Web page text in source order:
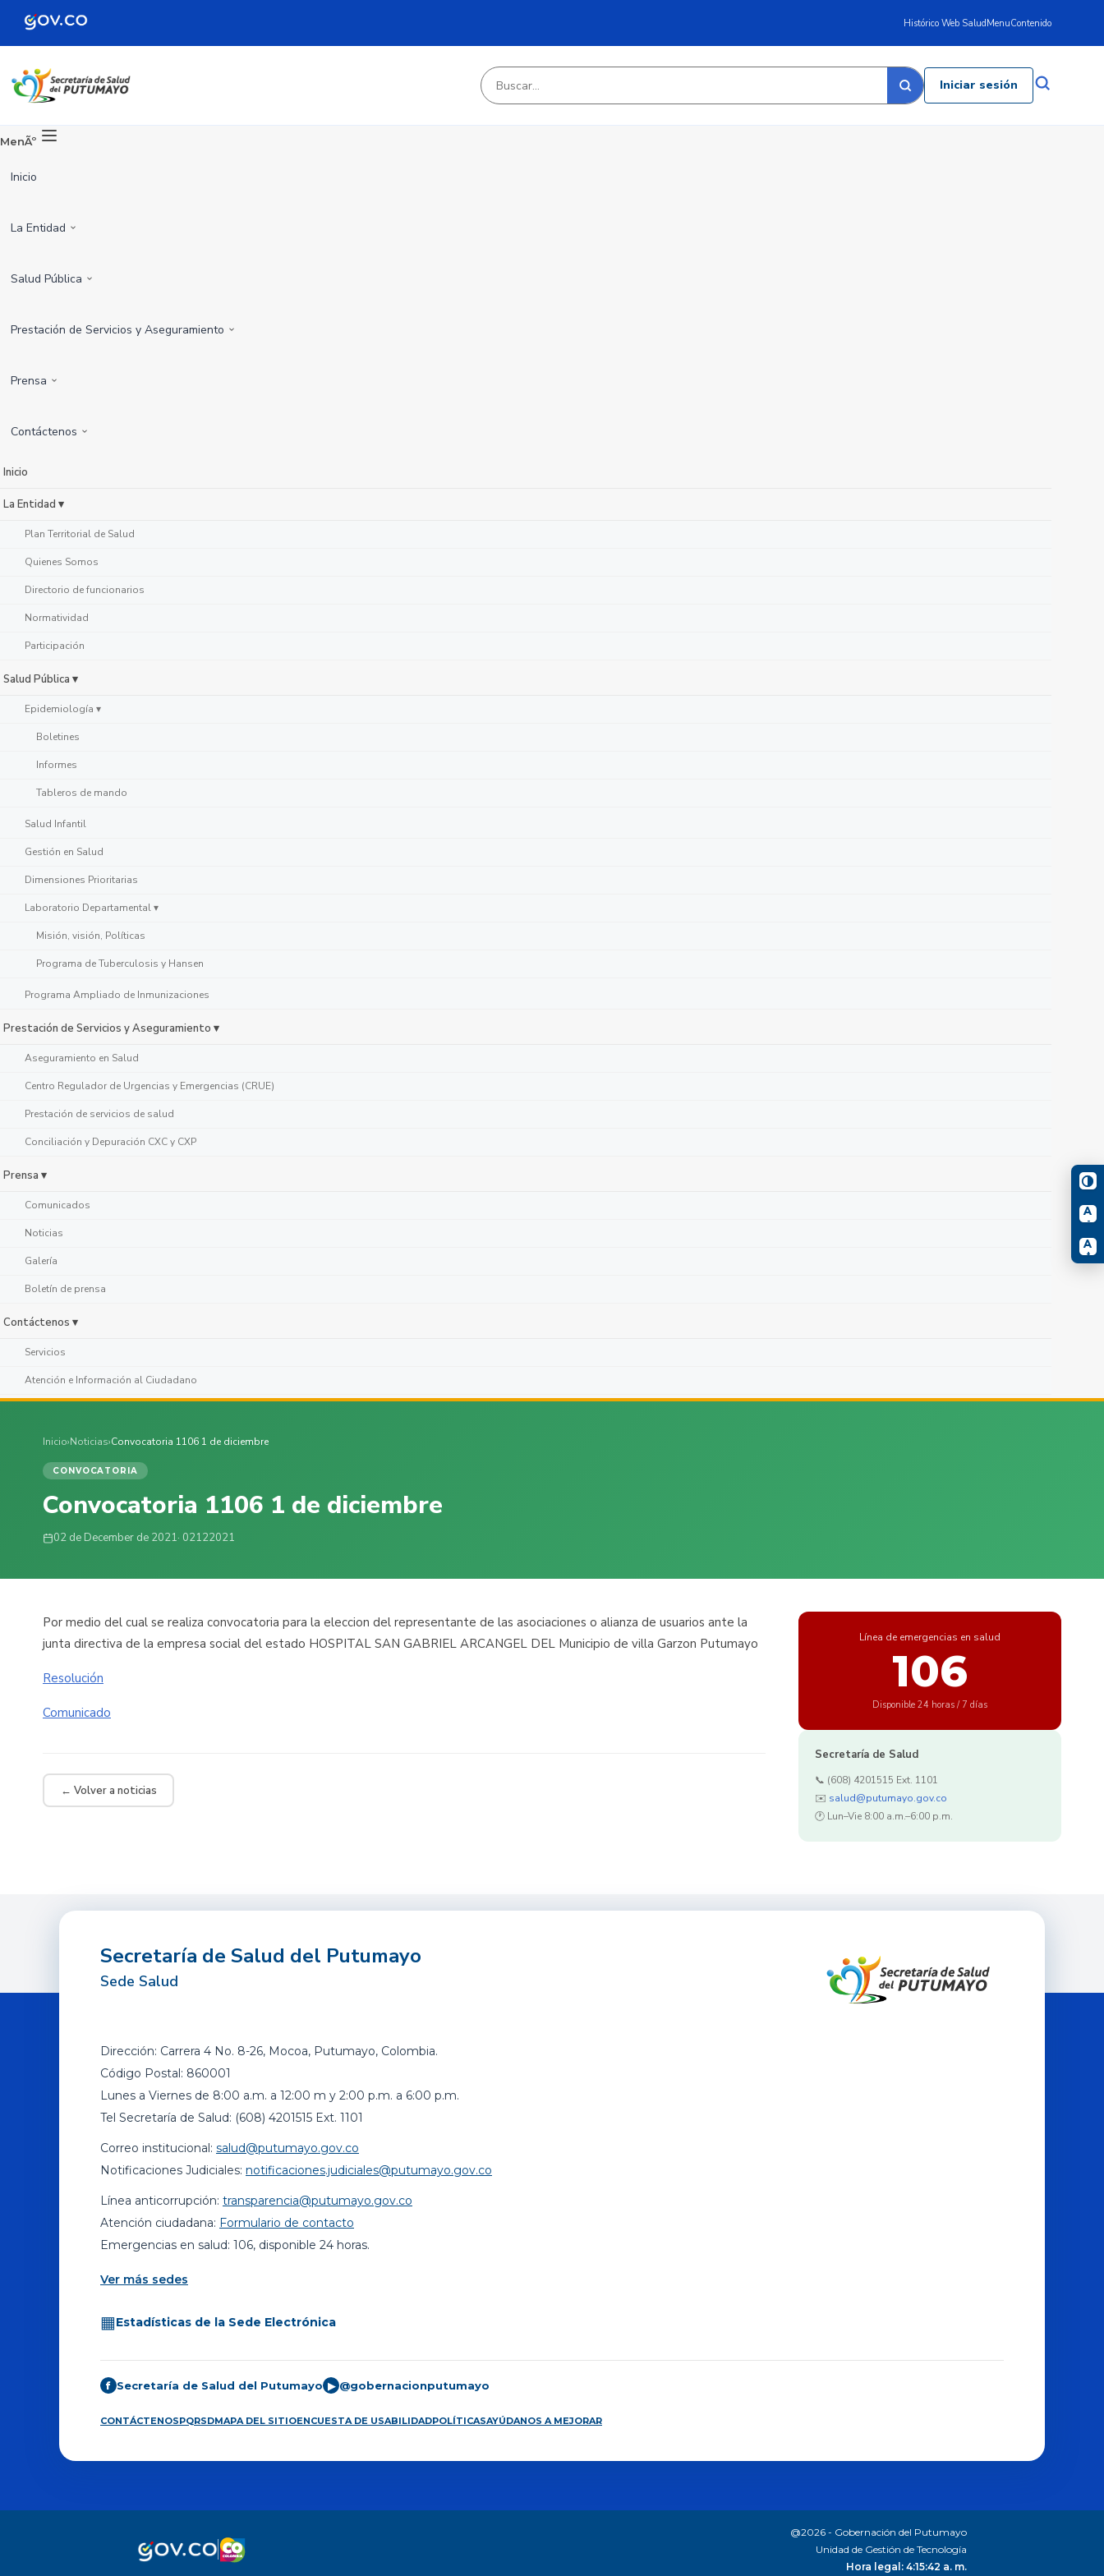
Histórico Web SaludMenuContenido
Iniciar sesión
MenÃº
Inicio
La Entidad
Salud Pública
Prestación de Servicios y Aseguramiento
Prensa
Contáctenos
Inicio
La Entidad ▾
Plan Territorial de Salud
Quienes Somos
Directorio de funcionarios
Normatividad
Participación
Salud Pública ▾
Epidemiología ▾
Boletines
Informes
Tableros de mando
Salud Infantil
Gestión en Salud
Dimensiones Prioritarias
Laboratorio Departamental ▾
Misión, visión, Políticas
Programa de Tuberculosis y Hansen
Programa Ampliado de Inmunizaciones
Prestación de Servicios y Aseguramiento ▾
Aseguramiento en Salud
Centro Regulador de Urgencias y Emergencias (CRUE)
Prestación de servicios de salud
Conciliación y Depuración CXC y CXP
Prensa ▾
Comunicados
Noticias
Galería
Boletín de prensa
Contáctenos ▾
Servicios
Atención e Información al Ciudadano
A
-
A
+
Inicio›Noticias›Convocatoria 1106 1 de diciembre
CONVOCATORIA
Convocatoria 1106 1 de diciembre
02 de December de 2021· 02122021
Por medio del cual se realiza convocatoria para la eleccion del representante de las asociaciones o alianza de usuarios ante la
junta directiva de la empresa social del estado HOSPITAL SAN GABRIEL ARCANGEL DEL Municipio de villa Garzon Putumayo
Resolución
Comunicado
← Volver a noticias
Línea de emergencias en salud
106
Disponible 24 horas / 7 días
Secretaría de Salud
📞 (608) 4201515 Ext. 1101
✉️ salud@putumayo.gov.co
🕐 Lun–Vie 8:00 a.m.–6:00 p.m.
Secretaría de Salud del Putumayo
Sede Salud
Dirección: Carrera 4 No. 8-26, Mocoa, Putumayo, Colombia.
Código Postal: 860001
Lunes a Viernes de 8:00 a.m. a 12:00 m y 2:00 p.m. a 6:00 p.m.
Tel Secretaría de Salud: (608) 4201515 Ext. 1101
Correo institucional: salud@putumayo.gov.co
Notificaciones Judiciales: notificaciones.judiciales@putumayo.gov.co
Línea anticorrupción: transparencia@putumayo.gov.co
Atención ciudadana: Formulario de contacto
Emergencias en salud: 106, disponible 24 horas.
Ver más sedes
▦Estadísticas de la Sede Electrónica
f Secretaría de Salud del Putumayo ▶ @gobernacionputumayo
CONTÁCTENOSPQRSDMAPA DEL SITIOENCUESTA DE USABILIDADPOLÍTICASAYÚDANOS A MEJORAR
@2026 - Gobernación del Putumayo
Unidad de Gestión de Tecnología
Hora legal: 4:15:43 a. m.